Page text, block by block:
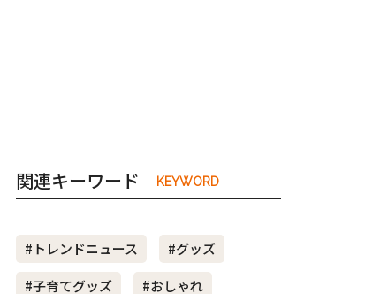
関連キーワード KEYWORD
#トレンドニュース
#グッズ
#子育てグッズ
#おしゃれ